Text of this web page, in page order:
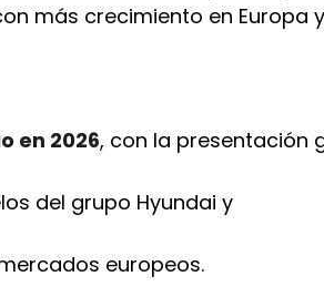
más crecimiento en Europa
en 2026, con la presentación
del grupo Hyundai y
europeos.